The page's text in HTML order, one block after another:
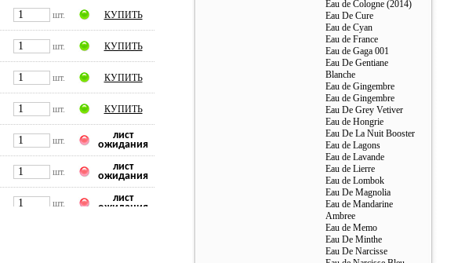
шт. КУПИТЬ
шт. КУПИТЬ
шт. КУПИТЬ
шт. КУПИТЬ
шт.
лист
ожидания
шт.
лист
ожидания
шт.
лист
ожидания
Eau de Cologne (2014)
Eau De Cure
Eau de Cyan
Eau de France
Eau de Gaga 001
Eau De Gentiane
Blanche
Eau de Gingembre
Eau de Gingembre
Eau De Grey Vetiver
Eau de Hongrie
Eau De La Nuit Booster
Eau de Lagons
Eau de Lavande
Eau de Lierre
Eau de Lombok
Eau De Magnolia
Eau de Mandarine
Ambree
Eau de Memo
Eau De Minthe
Eau De Narcisse